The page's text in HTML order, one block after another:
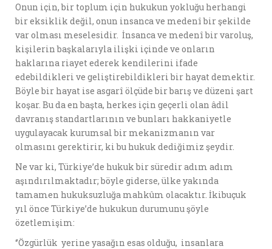
Onun için, bir toplum için hukukun yokluğu herhangi
bir eksiklik değil, onun insanca ve medenî bir şekilde
var olması meselesidir. İnsanca ve medenî bir varoluş,
kişilerin başkalarıyla ilişki içinde ve onların
haklarına riayet ederek kendilerini ifade
edebildikleri ve geliştirebildikleri bir hayat demektir.
Böyle bir hayat ise asgarî ölçüde bir barış ve düzeni şart
koşar. Bu da en başta, herkes için geçerli olan âdil
davranış standartlarının ve bunları hakkaniyetle
uygulayacak kurumsal bir mekanizmanın var
olmasını gerektirir, ki bu hukuk dediğimiz şeydir.
Ne var ki, Türkiye’de hukuk bir süredir adım adım
aşındırılmaktadır; böyle giderse, ülke yakında
tamamen hukuksuzluğa mahkûm olacaktır. İkibuçuk
yıl önce Türkiye’de hukukun durumunu şöyle
özetlemişim:
‘’Özgürlük yerine yasağın esas olduğu, insanlara